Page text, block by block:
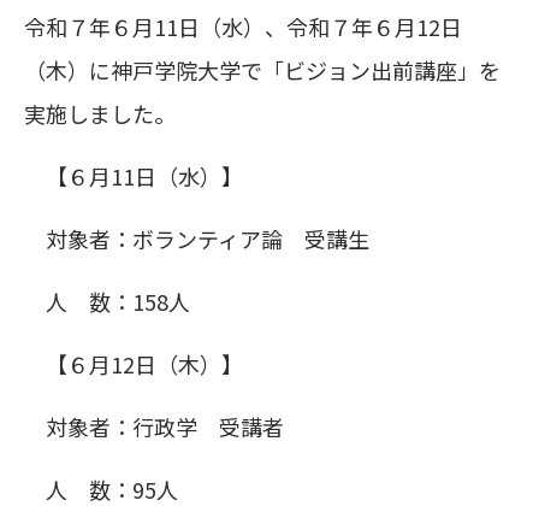
令和７年６月11日（水）、令和７年６月12日
（木）に神戸学院大学で「ビジョン出前講座」を
実施しました。
【６月11日（水）】
対象者：ボランティア論 受講生
人 数：158人
【６月12日（木）】
対象者：行政学 受講者
人 数：95人